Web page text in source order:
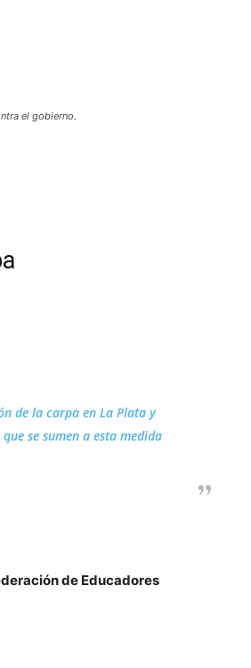
el gobierno.
de la carpa en La Plata y
se sumen a esta medida
de Educadores